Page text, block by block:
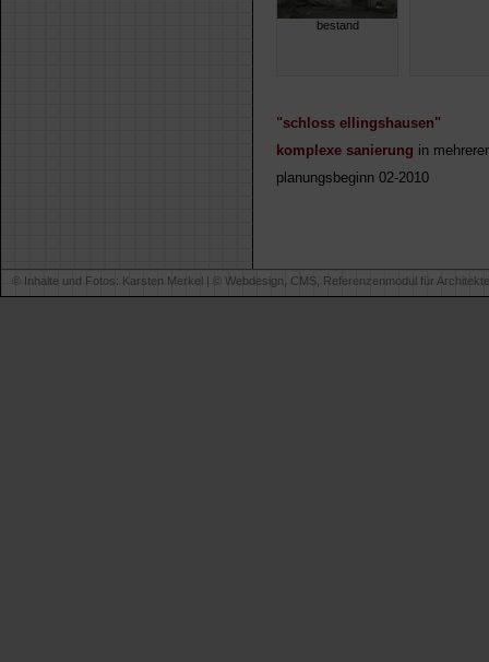
bestand
"schloss ellingshausen"
komplexe sanierung in
planungsbeginn 02-2010
© Inhalte und Fotos: Karsten Merkel | © Webdesign, CMS, Referenzenmodul für